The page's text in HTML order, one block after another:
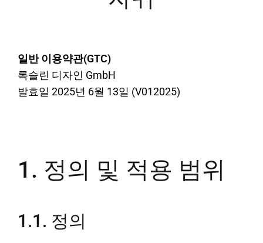
일반 이용약관(GTC)
록슬린 디자인 GmbH
발효일 2025년 6월 13일 (V012025)
1. 정의 및 적용 범위
1.1. 정의